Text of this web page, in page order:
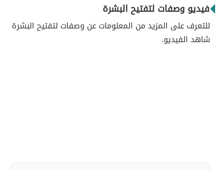
فيديو وصفات لتفتيح البشرة
للتعرف على المزيد من المعلومات عن وصفات لتفتيح البشرة
شاهد الفيديو.